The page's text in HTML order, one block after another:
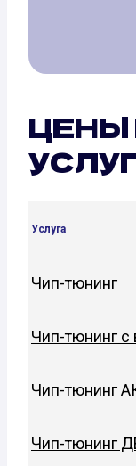
ЦЕНЫ
Услуга
Чип-тюнинг
Чип-тюнинг
Чип-тюнинг
Чип-тюнинг